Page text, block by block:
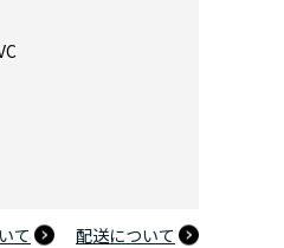
FROM GODZILLA × KONG：
限定版
て 配送について